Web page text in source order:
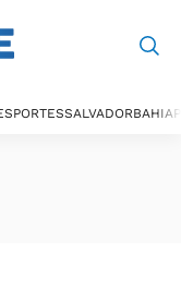
SALVADORBAHIA